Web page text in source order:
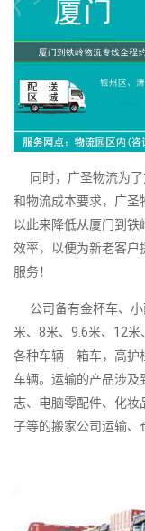
同时，广圣物流为了
和物流成本要求，广圣
以此来降低从厦门到
效率，以便为新老客
服务！
公司备有金杯车、小
米、8米、9.6米、12
各种车辆 箱车，高护
车辆。运输的产品涉及
志、电脑零配件、化妆
子等的搬家公司运输、